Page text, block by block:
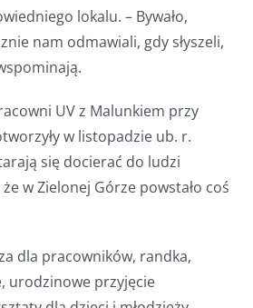
lokalu. – Bywało,
nam odmawiali, gdy słyszeli,
UV z Malunkiem przy
w listopadzie ub. r.
się docierać do ludzi
w Zielonej Górze powstało coś
dla pracowników, randka,
urodzinowe przyjęcie